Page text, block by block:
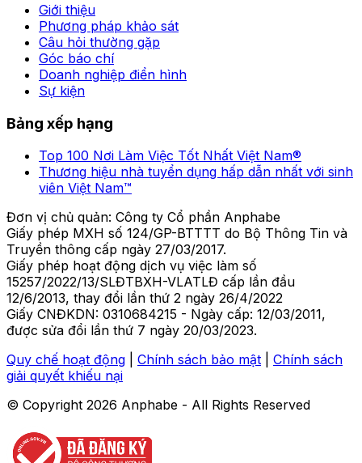
Giới thiệu
Phương pháp khảo sát
Câu hỏi thường gặp
Góc báo chí
Doanh nghiệp điển hình
Sự kiện
Bảng xếp hạng
Top 100 Nơi Làm Việc Tốt Nhất Việt Nam®
Thương hiệu nhà tuyển dụng hấp dẫn nhất với sinh
viên Việt Nam™
Đơn vị chủ quản: Công ty Cổ phần Anphabe
Giấy phép MXH số 124/GP-BTTTT do Bộ Thông Tin và
Truyền thông cấp ngày 27/03/2017.
Giấy phép hoạt động dịch vụ việc làm số
15257/2022/13/SLĐTBXH-VLATLĐ cấp lần đầu
12/6/2013, thay đổi lần thứ 2 ngày 26/4/2022
Giấy CNĐKDN: 0310684215 - Ngày cấp: 12/03/2011,
được sửa đổi lần thứ 7 ngày 20/03/2023.
Quy chế hoạt động
Chính sách bảo mật
Chính sách
giải quyết khiếu nại
© Copyright 2026 Anphabe - All Rights Reserved